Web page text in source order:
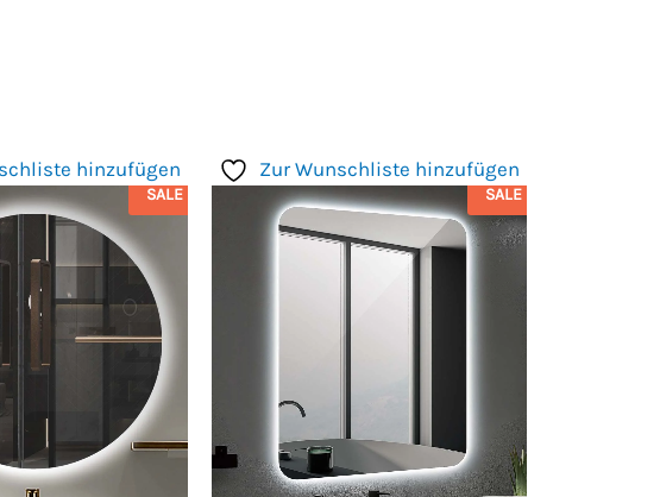
hinzufügen
SALE
Zur Wunschliste hinzufügen
SALE